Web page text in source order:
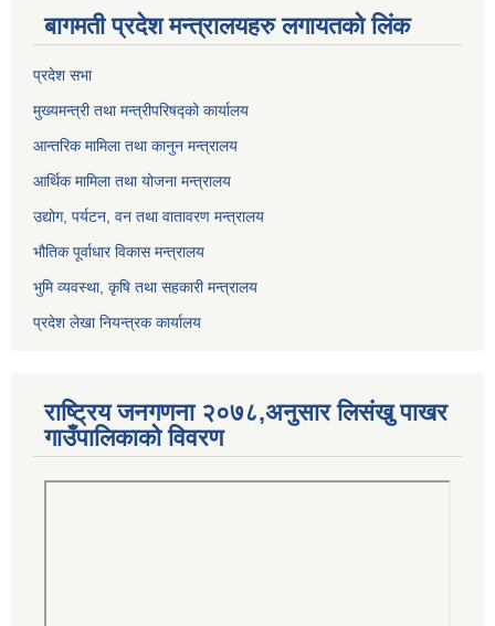
बागमती प्रदेश मन्त्रालयहरु लगायतको लिंक
प्रदेश सभा
मुख्यमन्त्री तथा मन्त्रीपरिषद्को कार्यालय
आन्तरिक मामिला तथा कानुन मन्त्रालय
आर्थिक मामिला तथा योजना मन्त्रालय
उद्योग, पर्यटन, वन तथा वातावरण मन्त्रालय
भौतिक पूर्वाधार विकास मन्त्रालय
भुमि व्यवस्था, कृषि तथा सहकारी मन्त्रालय
प्रदेश लेखा नियन्त्रक कार्यालय
राष्ट्रिय जनगणना २०७८,अनुसार लिसंखु पाखर
गाउँपालिकाको विवरण